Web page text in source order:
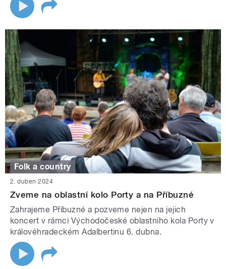
Folk a country
2. duben 2024
Zveme na oblastní kolo Porty a na Příbuzné
Zahrajeme Příbuzné a pozveme nejen na jejich
koncert v rámci Východočeské oblastního kola Porty v
královéhradeckém Adalbertinu 6. dubna.